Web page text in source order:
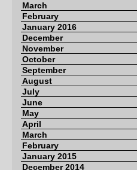
March
February
January 2016
December
November
October
September
August
July
June
May
April
March
February
January 2015
December 2014